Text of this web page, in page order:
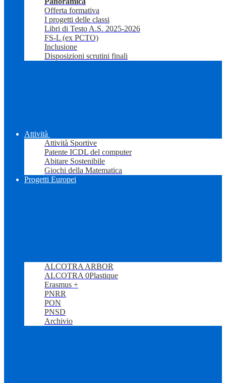
Offerta formativa
I progetti delle classi
Libri di Testo A.S. 2025-2026
FS-L (ex PCTO)
Inclusione
Disposizioni scrutini finali
Attività
Attività Sportive
Patente ICDL del computer
Abitare Sostenibile
Giochi della Matematica
Progetti Europei
ALCOTRA ARBOR
ALCOTRA 0Plastique
Erasmus +
PNRR
PON
PNSD
Archivio